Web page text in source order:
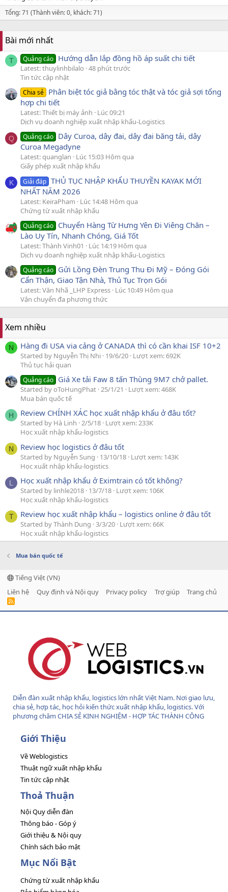
Tổng: 71 (Thành viên: 0, khách: 71)
Bài mới nhất
T Quảng cáo Hướng dẫn lắp đồng hồ áp suất chi tiết
Latest: thuylinhbilalo 48 phút trước
Tin tức cập nhật
Chia sẻ Phân biệt tóc giả bằng tóc thật và tóc giả sợi tổng
hợp chi tiết
Latest: Thiết bị máy ảnh
Lúc 09:21
Dịch vụ doanh nghiệp xuất nhập khẩu-Logistics
Q Quảng cáo Dây Curoa, dây đai, dây đai băng tải, dây
Curoa Megadyne
Latest: quanglan
Lúc 15:03 Hôm qua
Giấy phép xuất nhập khẩu
K Giải đáp THỦ TỤC NHẬP KHẨU THUYỀN KAYAK MỚI
NHẤT NĂM 2026
Latest: KeiraPham
Lúc 14:48 Hôm qua
Chứng từ xuất nhập khẩu
Quảng cáo Chuyển Hàng Từ Hưng Yên Đi Viêng Chăn –
Lào Uy Tín, Nhanh Chóng, Giá Tốt
Latest: Thành Vinh01
Lúc 14:19 Hôm qua
Dịch vụ doanh nghiệp xuất nhập khẩu-Logistics
Quảng cáo Gửi Lồng Đèn Trung Thu Đi Mỹ – Đóng Gói
Cẩn Thận, Giao Tận Nhà, Thủ Tục Trọn Gói
Latest: Văn Nhã _LHP Express Lúc 10:49 Hôm qua
Vận chuyển đa phương thức
Xem nhiều
N Hàng đi USA via cảng ở CANADA thì có cần khai ISF 10+2
Started by Nguyễn Thị Nhi 19/6/20 Lượt xem: 692K
Thủ tục hải quan
Quảng cáo Giá Xe tải Faw 8 tấn Thùng 9M7 chở pallet.
Started by oToHungPhat 25/1/21
Lượt xem: 468K
Mua bán quốc tế
H Review CHÍNH XÁC học xuất nhập khẩu ở đâu tốt?
Started by Hà Linh 2/5/18 Lượt xem: 233K
Học xuất nhập khẩu-logistics
N Review học logistics ở đâu tốt
Started by Nguyễn Sung 13/10/18 Lượt xem: 143K
Học xuất nhập khẩu-logistics
L Học xuất nhập khẩu ở Eximtrain có tốt không?
Started by linhle2018 13/7/18 Lượt xem: 106K
Học xuất nhập khẩu-logistics
T Review học xuất nhập khẩu – logistics online ở đâu tốt
Started by Thành Dung 3/3/20 Lượt xem: 66K
Học xuất nhập khẩu-logistics
Mua bán quốc tế
Tiếng Việt (VN)
Liên hệ
Quy định và Nội quy Privacy policy Trợ giúp Trang chủ
R
Diễn đàn xuất nhập khẩu, logistics lớn nhất Việt Nam. Nơi giao lưu,
chia sẻ, hợp tác, học hỏi kiến thức xuất nhập khẩu, logistics. Với
phương châm CHIA SẺ KINH NGHIỆM - HỢP TÁC THÀNH CÔNG
Giới Thiệu
Về Weblogistics
Thuật ngữ xuất nhập khẩu
Tin tức cập nhật
Thoả Thuận
Nội Quy diễn đàn
Thông báo - Góp ý
Giới thiệu & Nội quy
Chính sách bảo mật
Mục Nổi Bật
Chứng từ xuất nhập khẩu